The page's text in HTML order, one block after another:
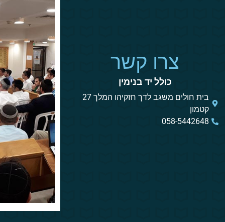
צרו קשר
כולל יד בנימין
בית חולים משגב לדך חזקיהו המלך 27
קטמון
058-5442648